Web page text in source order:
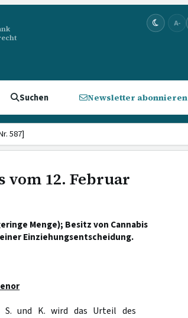
A-
Suchen Newsletter abonnieren
587]
vom 12. Februar
Menge); Besitz von Cannabis
Einziehungsentscheidung.
S. und K. wird das Urteil des